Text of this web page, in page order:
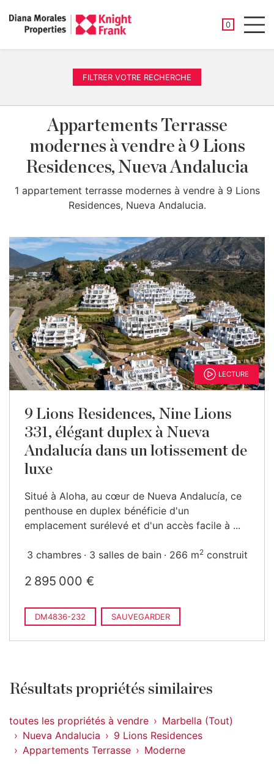
0
FILTRER VOTRE RECHERCHE
Appartements Terrasse
modernes à vendre à 9 Lions
Residences, Nueva Andalucia
1 appartement terrasse modernes à vendre à 9 Lions
Residences, Nueva Andalucia.
LECTURE
9 Lions Residences, Nine Lions
331, élégant duplex à Nueva
Andalucía dans un lotissement de
luxe
Situé à Aloha, au cœur de Nueva Andalucía, ce
penthouse en duplex bénéficie d'un
emplacement surélevé et d'un accès facile à ...
3 chambres 3 salles de bain 266 m2 construit
2 895 000 €
DM4836-232 SAUVEGARDER
Résultats propriétés similaires
toutes les propriétés à vendre
Marbella (Tout)
Nueva Andalucia
9 Lions Residences
Appartements Terrasse
Moderne